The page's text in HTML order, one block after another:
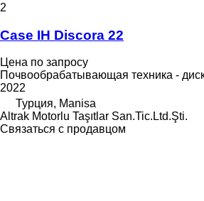
2
Case IH Discora 22
Цена по запросу
Почвообрабатывающая техника -
2022
Турция, Manisa
Altrak Motorlu Taşıtlar San.Tic.Ltd.Şti.
Связаться с продавцом